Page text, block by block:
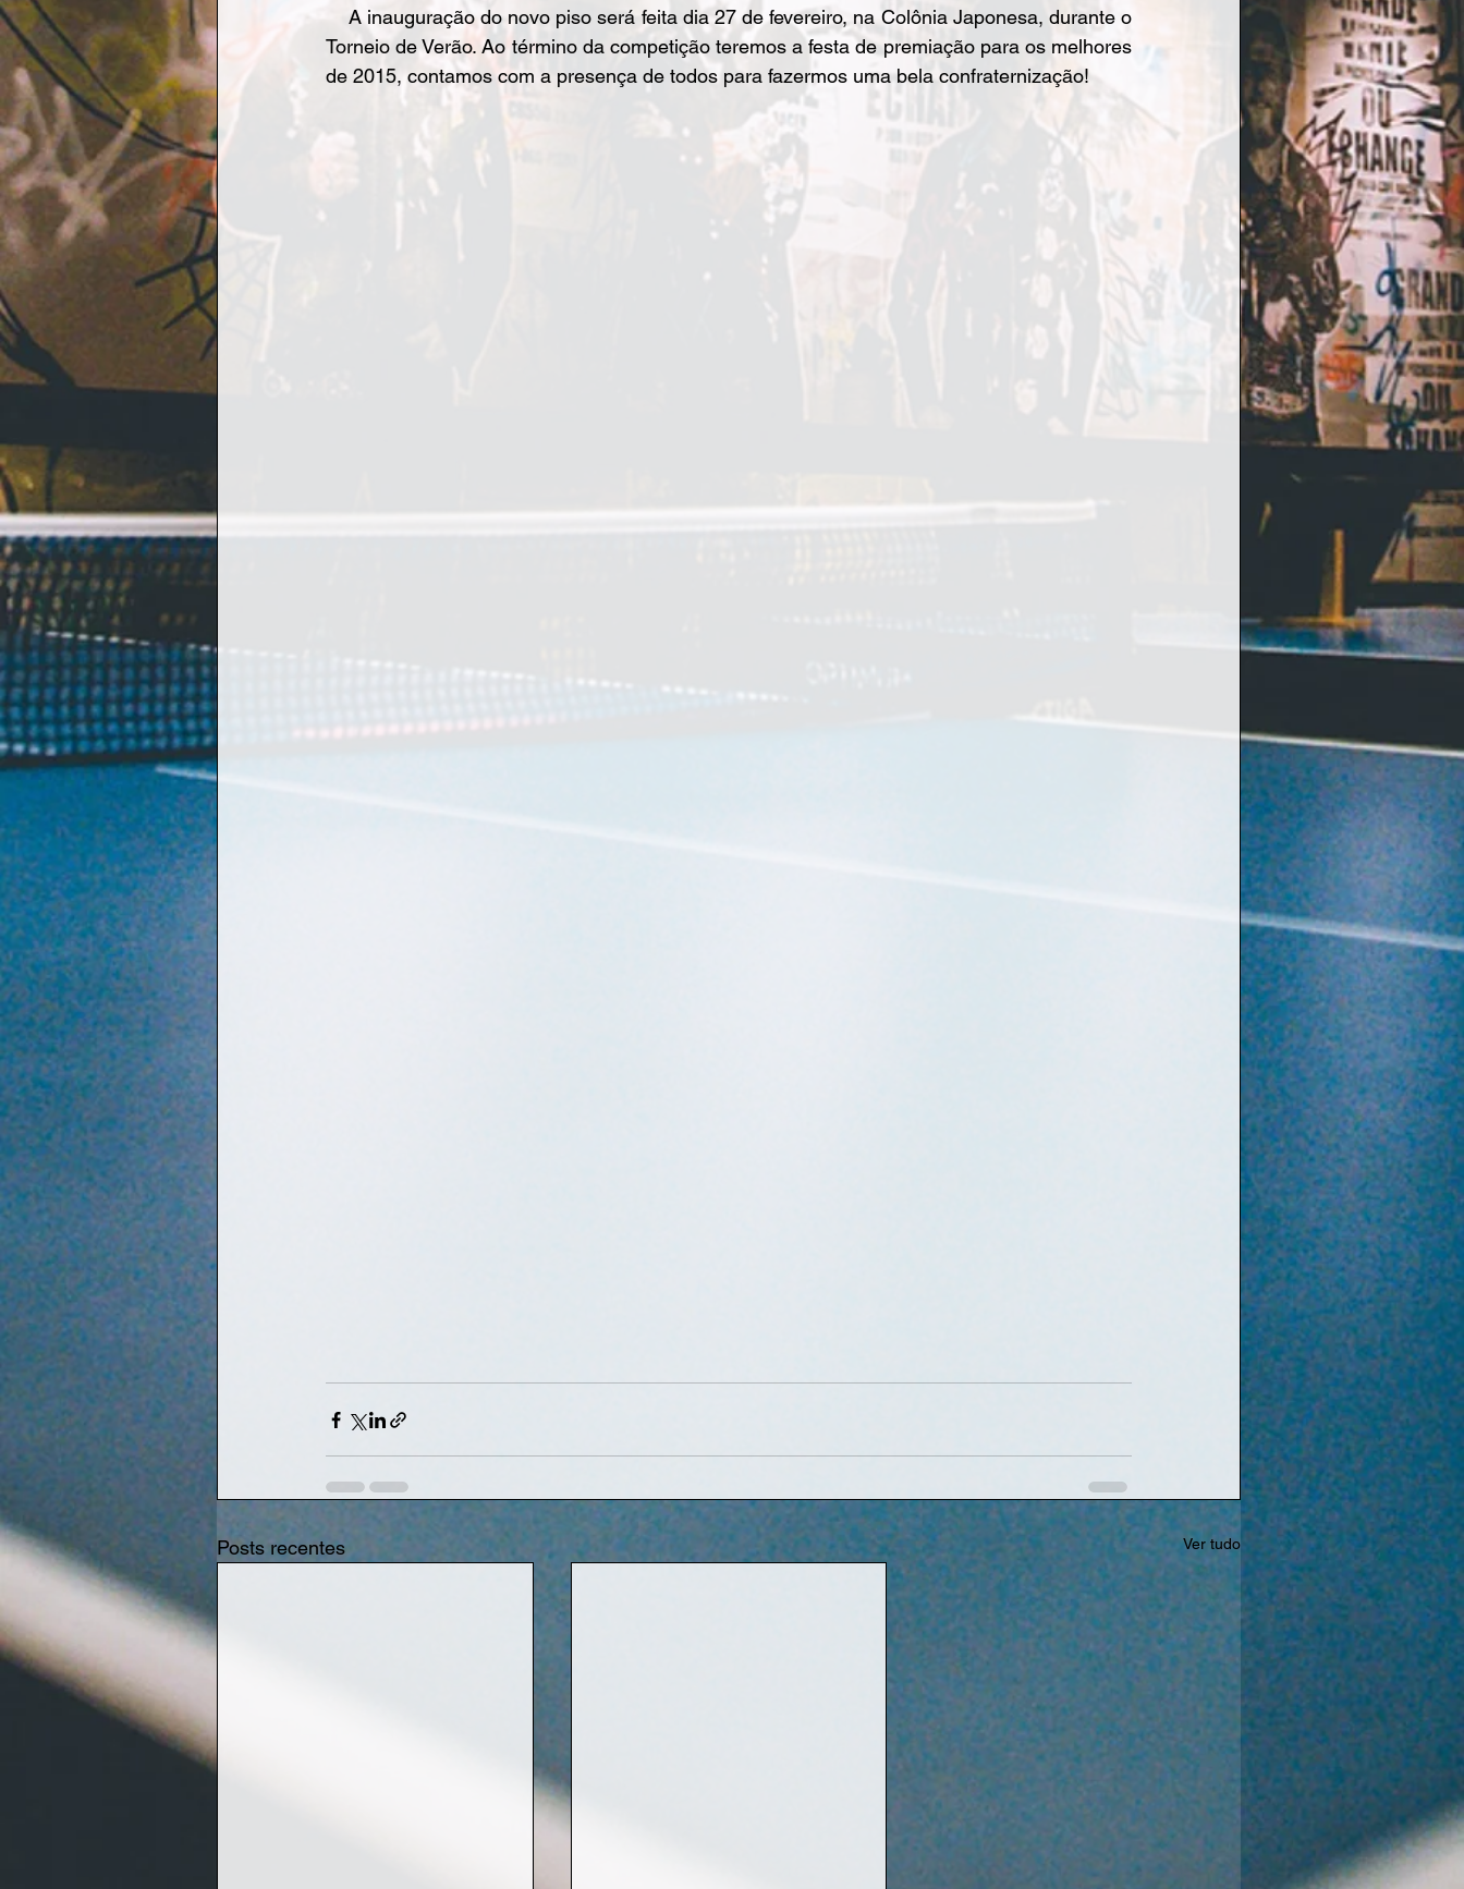
Torneio de Verão. Ao término da competição teremos a festa de premiação para os melhores
de 2015, contamos com a presença de todos para fazermos uma bela confraternização!
Posts recentes Ver tudo